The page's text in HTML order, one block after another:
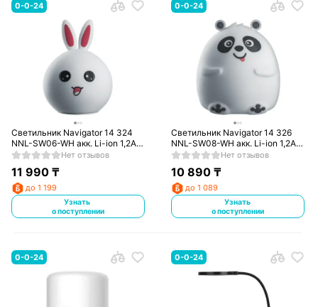
0-0-24
Светильник Navigator 14 324
NNL-SW06-WH акк. Li-ion 1,2Ач
USB 5В
Нет отзывов
11 990₸
до 1 199
Узнать
о поступлении
0-0-24
Светильник Navigator 14 326
NNL-SW08-WH акк. Li-ion 1,2Ач
USB 5В
Нет отзывов
10 890 ₸
до 1 089
Узнать
о поступлении
0-0-24 0-0-24